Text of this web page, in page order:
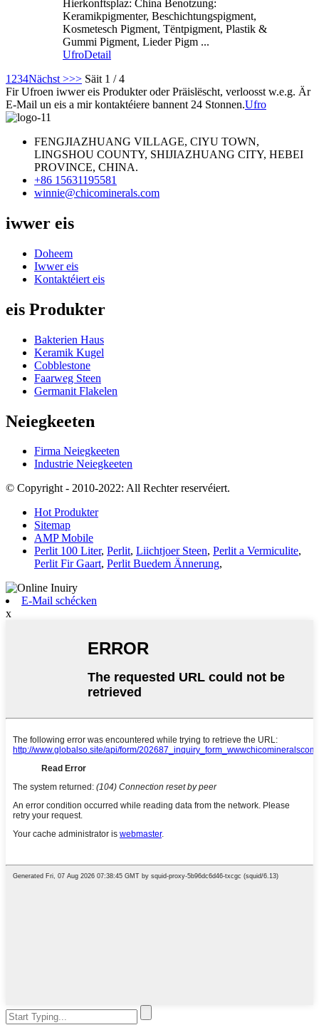
Hierkonftsplaz: China Benotzung:
Keramikpigmenter, Beschichtungspigment,
Kosmetesch Pigment, Tëntpigment, Plastik &
Gummi Pigment, Lieder Pigm ...
UfroDetail
1 234Nächst >>> Säit 1 / 4
Fir Ufroen iwwer eis Produkter oder Präislëscht, verloosst w.e.g. Är
E-Mail un eis a mir kontaktéiere bannent 24 Stonnen.Ufro
FENGJIAZHUANG VILLAGE, CIYU TOWN,
LINGSHOU COUNTY, SHIJIAZHUANG CITY, HEBEI
PROVINCE, CHINA.
+86 15631195581
winnie@chicominerals.com
iwwer eis
Doheem
Iwwer eis
Kontaktéiert eis
eis Produkter
Bakterien Haus
Keramik Kugel
Cobblestone
Faarweg Steen
Germanit Flakelen
Neiegkeeten
Firma Neiegkeeten
Industrie Neiegkeeten
© Copyright - 2010-2022: All Rechter reservéiert.
Hot Produkter
Sitemap
AMP Mobile
Perlit 100 Liter, Perlit, Liichtjoer Steen, Perlit a Vermiculite,
Perlit Fir Gaart, Perlit Buedem Ännerung,
E-Mail schécken
x